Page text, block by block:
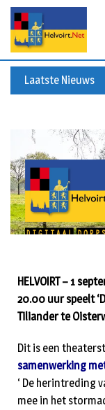
Laatste Nieuws
HELVOIRT – 1
20.00 uur speelt
Tiliander te
Dit is een
samenwerking
‘ De herintreding
mee in het